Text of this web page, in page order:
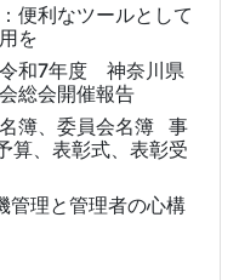
便利なツールとして
を
和7年度 神奈川県
総会開催報告
、委員会名簿 事
算、表彰式、表彰受
理と管理者の心構